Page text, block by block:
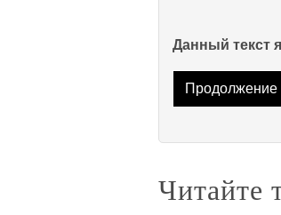
Данный текст
Продолжение
Читайте